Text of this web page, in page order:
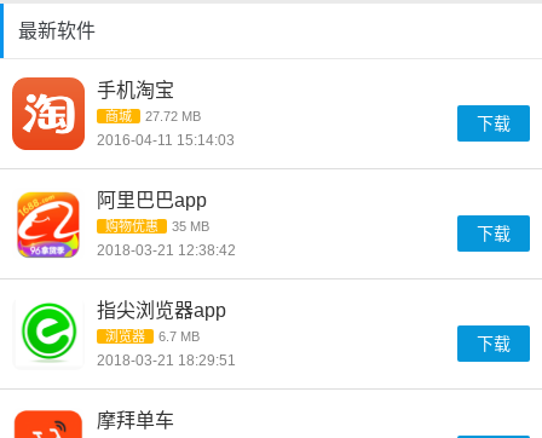
最新软件
手机淘宝
商城 27.72 MB
2016-04-11 15:14:03
下载
阿里巴巴app
购物优惠 35 MB
2018-03-21 12:38:42
下载
指尖浏览器app
浏览器 6.7 MB
2018-03-21 18:29:51
下载
摩拜单车